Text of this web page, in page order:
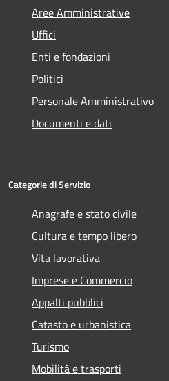
Aree Amministrative
Uffici
Enti e fondazioni
Politici
Personale Amministrativo
Documenti e dati
Categorie di Servizio
Anagrafe e stato civile
Cultura e tempo libero
Vita lavorativa
Imprese e Commercio
Appalti pubblici
Catasto e urbanistica
Turismo
Mobilità e trasporti